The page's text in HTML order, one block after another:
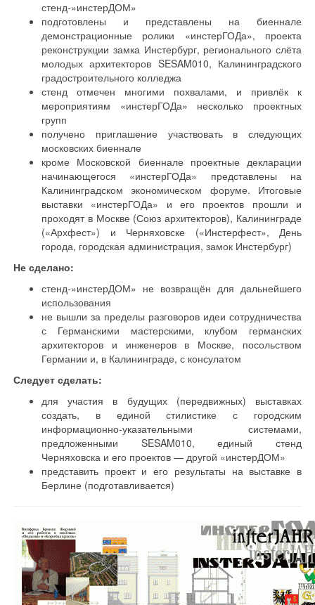
стенд-»инстерДОМ»
подготовлены и представлены на биеннале
демонстрационные ролики «инстерГОДа», проекта
реконструкции замка Инстербург, регионального слёта
молодых архитекторов SESAM010, Калининградского
градостроительного колледжа
стенд отмечен многими похвалами, и привлёк к
мероприятиям «инстерГОДа» несколько проектных
групп
получено приглашение участвовать в следующих
московских биеннале
кроме Московской биеннале проектные декларации
начинающегося «инстерГОДа» представлены на
Калининградском экономическом форуме. Итоговые
выставки «инстерГОДа» и его проектов прошли и
проходят в Москве (Союз архитекторов), Калининграде
(«Архфест») и Черняховске («Инстерфест», День
города, городская администрация, замок Инстербург)
Не сделано:
стенд-»инстерДОМ» не возвращён для дальнейшего
использования
не вышли за пределы разговоров идеи сотрудничества
с Германскими мастерскими, клубом германских
архитекторов и инженеров в Москве, посольством
Германии и, в Калининграде, с консулатом
Следует сделать:
для участия в будущих (передвижных) выставках
создать, в единой стилистике с городским
информационно-указательными системами,
предложенными SESAM010, единый стенд
Черняховска и его проектов — другой «инстерДОМ»
представить проект и его результаты на выставке в
Берлине (подготавливается)